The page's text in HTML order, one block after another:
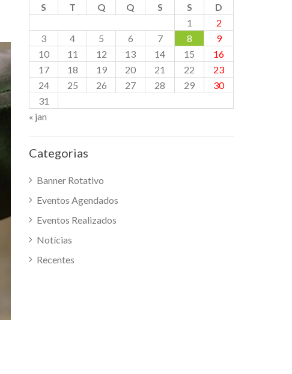
S
T Q Q S S
D
1
2
3
4 5 6 7 8
9
10
11 12 13 14 15
16
17
18 19 20 21 22
23
24
25 26 27 28 29
30
31
« jan
Categorias
Banner Rotativo
Eventos Agendados
Eventos Realizados
Notícias
Recentes